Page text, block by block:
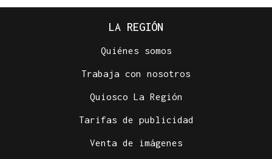
LA REGIÓN
Quiénes somos
Trabaja con nosotros
Quiosco La Región
Tarifas de publicidad
Venta de imágenes